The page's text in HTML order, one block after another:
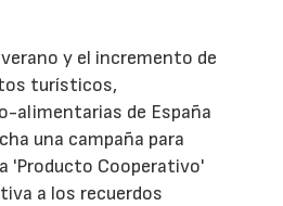
y el incremento de
turísticos,
alimentarias de España
una campaña para
'Producto Cooperativo'
a los recuerdos